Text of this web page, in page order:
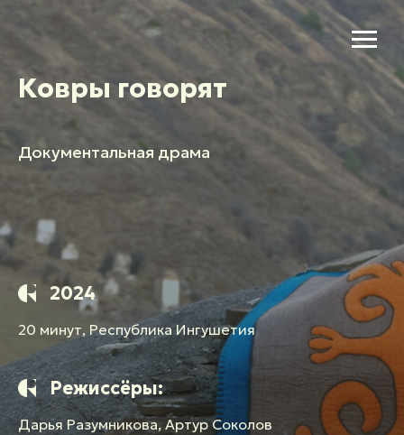
Ковры говорят
Документальная драма
2024
20 минут, Республика Ингушетия
Режиссёры:
Дарья Разумникова, Артур Соколов